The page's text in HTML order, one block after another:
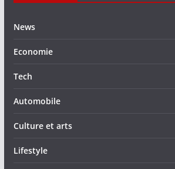
News
Economie
Tech
Automobile
Culture et arts
Lifestyle